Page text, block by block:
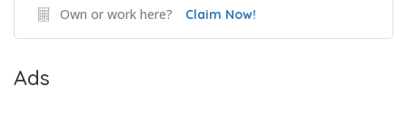
Own or work here? Claim Now!
Ads